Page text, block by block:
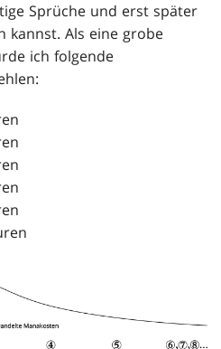
Sprüche und erst später
kannst. Als eine grobe
ich folgende